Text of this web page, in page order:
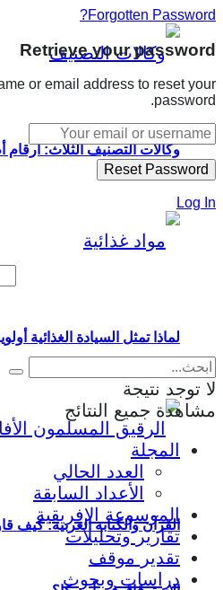
وكالات التصنيف الثلاث: أرقام
لماذا تمثل السيادة الغذائية
القرآن والكتابة العربية: كيف
Forgotten Password?
Retrieve your password
or email address to reset your
password.
Log In
لا توجد نتيجة
مشاهدة جميع النتائج
المجلة
العدد الحالي
الأعداد السابقة
الموسوعة الإفريقية
تقارير وتحليلات
تقدير موقف
دراسات وبحوث